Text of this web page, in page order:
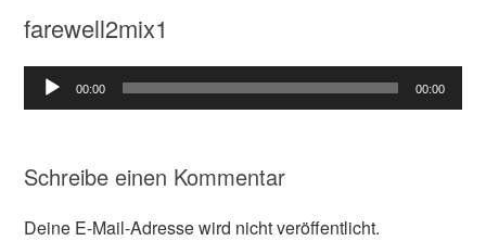
farewell2mix1
Audio-
Player
00:00 00:00
Schreibe einen Kommentar
Deine E-Mail-Adresse wird nicht veröffentlicht.